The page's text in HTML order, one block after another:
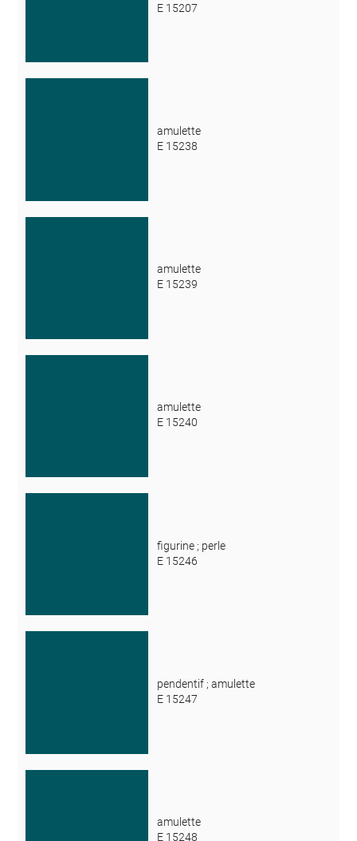
E 15207
amulette
E 15238
amulette
E 15239
amulette
E 15240
figurine ; perle
E 15246
pendentif ; amulette
E 15247
amulette
E 15248